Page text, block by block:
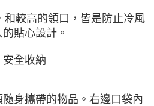
和較高的領口，皆是防止冷風
貼心設計。
安全收納
身攜帶的物品。右邊口袋內